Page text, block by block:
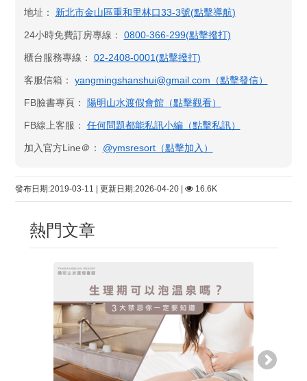
地址： 新北市金山區重和里林口33-3號(點擊導航)
24小時免費訂房專線： 0800-366-299(點擊撥打)
櫃台服務專線： 02-2408-0001(點擊撥打)
客服信箱： yangmingshanshui@gmail.com（點擊發信）
FB臉書專頁： 陽明山水渡假會館​（點擊觀看）
FB線上客服： 任何問題都能私訊小編（點擊私訊）
加入官方Line＠： @ymsresort（點擊加入）
發布日期:2019-03-11 | 更新日期:2026-04-20 | 16.6K
熱門文章